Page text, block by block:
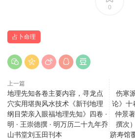
0
占卜命理
上一篇
地理先知各卷主要内容，寻龙点
穴实用堪舆风水技术《新刊地理
纲目荣亲入眼福地理先知》四卷 ·
明 · 王崇德撰 · 明万历二十九年乔
山书堂刘玉田刊本
伤寒
论》十
仲景
撰次
跻寿馆